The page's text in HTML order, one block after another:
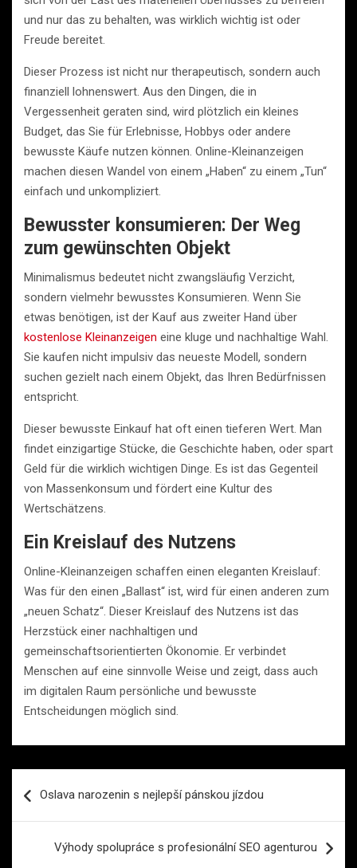
und nur das zu behalten, was wirklich wichtig ist oder
Freude bereitet.
Dieser Prozess ist nicht nur therapeutisch, sondern auch
finanziell lohnenswert. Aus den Dingen, die in
Vergessenheit geraten sind, wird plötzlich ein kleines
Budget, das Sie für Erlebnisse, Hobbys oder andere
bewusste Käufe nutzen können. Online-Kleinanzeigen
machen diesen Wandel von einem „Haben“ zu einem „Tun“
einfach und unkompliziert.
Bewusster konsumieren: Der Weg
zum gewünschten Objekt
Minimalismus bedeutet nicht zwangsläufig Verzicht,
sondern vielmehr bewusstes Konsumieren. Wenn Sie
etwas benötigen, ist der Kauf aus zweiter Hand über
kostenlose Kleinanzeigen eine kluge und nachhaltige Wahl.
Sie kaufen nicht impulsiv das neueste Modell, sondern
suchen gezielt nach einem Objekt, das Ihren Bedürfnissen
entspricht.
Dieser bewusste Einkauf hat oft einen tieferen Wert. Man
findet einzigartige Stücke, die Geschichte haben, oder spart
Geld für die wirklich wichtigen Dinge. Es ist das Gegenteil
von Massenkonsum und fördert eine Kultur des
Wertschätzens.
Ein Kreislauf des Nutzens
Online-Kleinanzeigen schaffen einen eleganten Kreislauf:
Was für den einen „Ballast“ ist, wird für einen anderen zum
„neuen Schatz“. Dieser Kreislauf des Nutzens ist das
Herzstück einer nachhaltigen und
gemeinschaftsorientierten Ökonomie. Er verbindet
Menschen auf eine sinnvolle Weise und zeigt, dass auch
im digitalen Raum persönliche und bewusste
Entscheidungen möglich sind.
proOslava narozenin s nejlepší pánskou jízdou
Výhody spolupráce s profesionální SEO agenturou